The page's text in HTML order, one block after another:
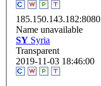
185.150.143.182:8080
Name unavailable
SY Syria
Transparent
2019-11-03 18:46:00